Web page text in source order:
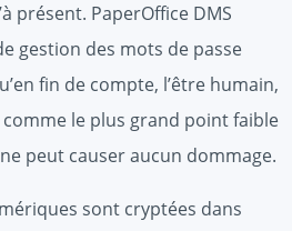
présent. PaperOffice DMS
gestion des mots de passe
fin de compte, l’être humain,
le plus grand point faible
peut causer aucun dommage.
sont cryptées dans